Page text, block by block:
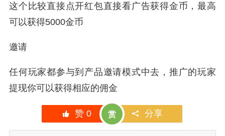
这个比较直接点开红包直接看广告获得金币，最高
可以获得5000金币
邀请
任何玩家都参与到产品邀请模式中去，推广的玩家
提现你可以获得相应的佣金
赞 0 赏 分享